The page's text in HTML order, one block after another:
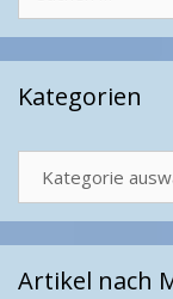
nach:
Kategorien
Artikel nach